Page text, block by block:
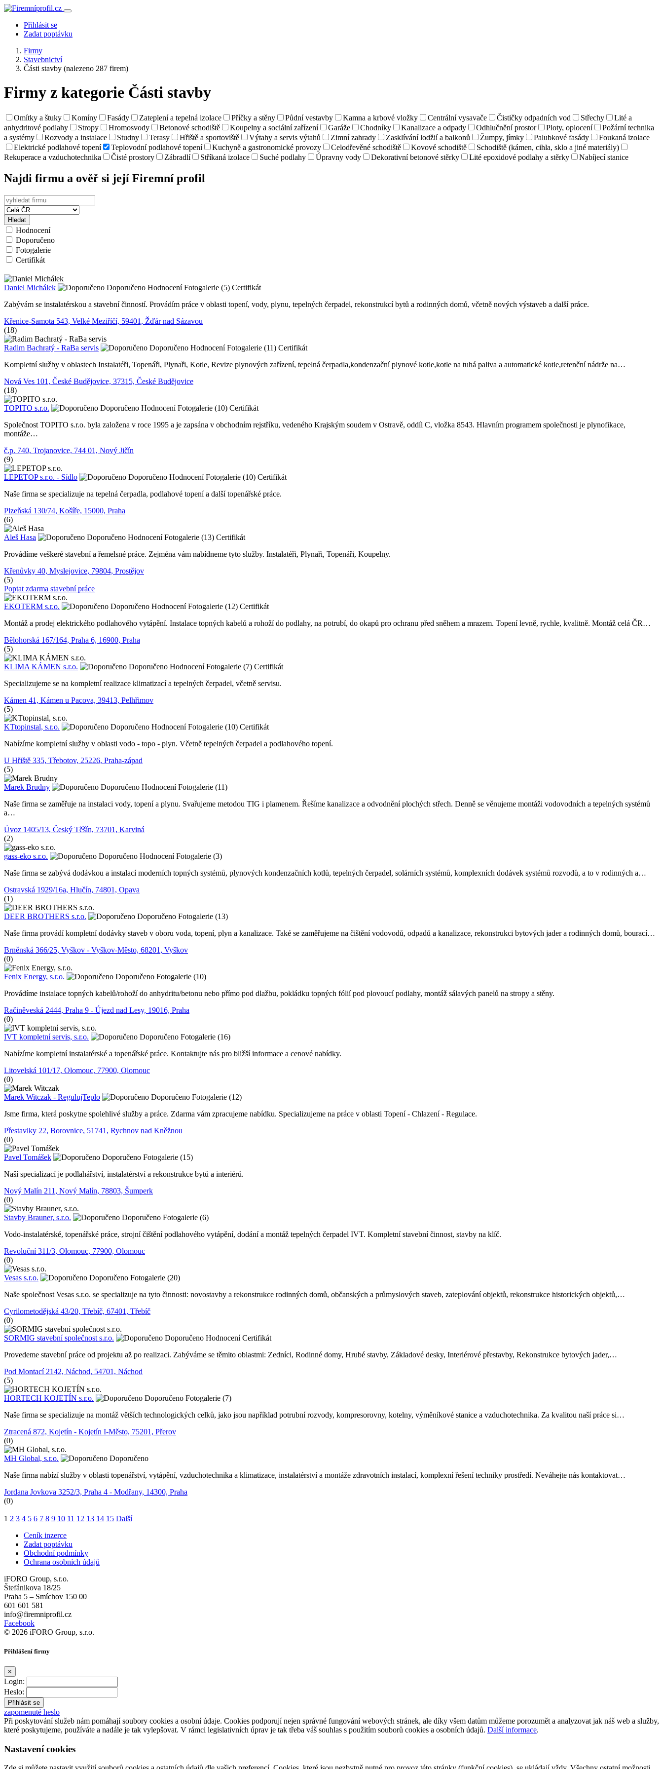
Přihlásit se
Zadat poptávku
Firmy
Stavebnictví
Části stavby (nalezeno 287 firem)
Firmy z kategorie Části stavby
Omítky a štuky Komíny Fasády Zateplení a tepelná izolace Příčky a stěny Půdní vestavby Kamna a krbové vložky Centrální vysavače Čističky odpadních vod Střechy
Lité a
anhydritové podlahy
Stropy Hromosvody Betonové schodiště Koupelny a sociální zařízení Garáže Chodníky Kanalizace a odpady Odhlučnění prostor Ploty, oplocení
Požární technika
a systémy
Rozvody a instalace Studny Terasy Hřiště a sportoviště Výtahy a servis výtahů Zimní zahrady Zasklívání lodžií a balkonů Žumpy, jímky Palubkové fasády
Foukaná izolace
Elektrické podlahové topení
Teplovodní podlahové topení Kuchyně a gastronomické provozy Celodřevěné schodiště Kovové schodiště
Schodiště (kámen, cihla, sklo a jiné materiály)
Rekuperace a vzduchotechnika
Čisté prostory Zábradlí Stříkaná izolace Suché podlahy Úpravny vody Dekorativní betonové stěrky Lité epoxidové podlahy a stěrky Nabíjecí stanice
Najdi firmu a ověř si její Firemní profil
Hledat
Hodnocení
Doporučeno
Fotogalerie
Certifikát
Daniel Michálek Doporučeno Hodnocení Fotogalerie (5) Certifikát
Zabývám se instalatérskou a stavební činností. Provádím práce v oblasti topení, vody, plynu, tepelných čerpadel, rekonstrukcí bytů a rodinných domů, včetně nových výstaveb a další práce.
Křenice-Samota 543, Velké Meziříčí, 59401, Žďár nad Sázavou
(18)
Radim Bachratý - RaBa servis Doporučeno Hodnocení Fotogalerie (11) Certifikát
Kompletní služby v oblastech Instalatéři, Topenáři, Plynaři, Kotle, Revize plynových zařízení, tepelná čerpadla,kondenzační plynové kotle,kotle na tuhá paliva a automatické kotle,retenční nádrže na…
Nová Ves 101, České Budějovice, 37315, České Budějovice
(18)
TOPITO s.r.o. Doporučeno Hodnocení Fotogalerie (10) Certifikát
Společnost TOPITO s.r.o. byla založena v roce 1995 a je zapsána v obchodním rejstříku, vedeného Krajským soudem v Ostravě, oddíl C, vložka 8543. Hlavním programem společnosti je plynofikace,
montáže…
č.p. 740, Trojanovice, 744 01, Nový Jičín
(9)
LEPETOP s.r.o. - Sídlo Doporučeno Hodnocení Fotogalerie (10) Certifikát
Naše firma se specializuje na tepelná čerpadla, podlahové topení a další topenářské práce.
Plzeňská 130/74, Košíře, 15000, Praha
(6)
Aleš Hasa Doporučeno Hodnocení Fotogalerie (13) Certifikát
Provádíme veškeré stavební a řemelsné práce. Zejména vám nabídneme tyto služby. Instalatéři, Plynaři, Topenáři, Koupelny.
Křenůvky 40, Myslejovice, 79804, Prostějov
(5)
Poptat zdarma stavební práce
EKOTERM s.r.o. Doporučeno Hodnocení Fotogalerie (12) Certifikát
Montáž a prodej elektrického podlahového vytápění. Instalace topných kabelů a rohoží do podlahy, na potrubí, do okapů pro ochranu před sněhem a mrazem. Topení levně, rychle, kvalitně. Montáž celá ČR…
Bělohorská 167/164, Praha 6, 16900, Praha
(5)
KLIMA KÁMEN s.r.o. Doporučeno Hodnocení Fotogalerie (7) Certifikát
Specializujeme se na kompletní realizace klimatizací a tepelných čerpadel, včetně servisu.
Kámen 41, Kámen u Pacova, 39413, Pelhřimov
(5)
KTtopinstal, s.r.o. Doporučeno Hodnocení Fotogalerie (10) Certifikát
Nabízíme kompletní služby v oblasti vodo - topo - plyn. Včetně tepelných čerpadel a podlahového topení.
U Hřiště 335, Třebotov, 25226, Praha-západ
(5)
Marek Brudny Doporučeno Hodnocení Fotogalerie (11)
Naše firma se zaměřuje na instalaci vody, topení a plynu. Svařujeme metodou TIG i plamenem. Řešíme kanalizace a odvodnění plochých střech. Denně se věnujeme montáži vodovodních a tepelných systémů
a…
Úvoz 1405/13, Český Těšín, 73701, Karviná
(2)
gass-eko s.r.o. Doporučeno Hodnocení Fotogalerie (3)
Naše firma se zabývá dodávkou a instalací moderních topných systémů, plynových kondenzačních kotlů, tepelných čerpadel, solárních systémů, komplexních dodávek systémů rozvodů, a to v rodinných a…
Ostravská 1929/16a, Hlučín, 74801, Opava
(1)
DEER BROTHERS s.r.o. Doporučeno Fotogalerie (13)
Naše firma provádí kompletní dodávky staveb v oboru voda, topení, plyn a kanalizace. Také se zaměřujeme na čištění vodovodů, odpadů a kanalizace, rekonstrukci bytových jader a rodinných domů, bourací…
Brněnská 366/25, Vyškov - Vyškov-Město, 68201, Vyškov
(0)
Fenix Energy, s.r.o. Doporučeno Fotogalerie (10)
Provádíme instalace topných kabelů/rohoží do anhydritu/betonu nebo přímo pod dlažbu, pokládku topných fólií pod plovoucí podlahy, montáž sálavých panelů na stropy a stěny.
Račiněveská 2444, Praha 9 - Újezd nad Lesy, 19016, Praha
(0)
IVT kompletní servis, s.r.o. Doporučeno Fotogalerie (16)
Nabízíme kompletní instalatérské a topenářské práce. Kontaktujte nás pro bližší informace a cenové nabídky.
Litovelská 101/17, Olomouc, 77900, Olomouc
(0)
Marek Witczak - RegulujTeplo Doporučeno Fotogalerie (12)
Jsme firma, která poskytne spolehlivé služby a práce. Zdarma vám zpracujeme nabídku. Specializujeme na práce v oblasti Topení - Chlazení - Regulace.
Přestavlky 22, Borovnice, 51741, Rychnov nad Kněžnou
(0)
Pavel Tomášek Doporučeno Fotogalerie (15)
Naší specializací je podlahářství, instalatérství a rekonstrukce bytů a interiérů.
Nový Malín 211, Nový Malín, 78803, Šumperk
(0)
Stavby Brauner, s.r.o. Doporučeno Fotogalerie (6)
Vodo-instalatérské, topenářské práce, strojní čištění podlahového vytápění, dodání a montáž tepelných čerpadel IVT. Kompletní stavební činnost, stavby na klíč.
Revoluční 311/3, Olomouc, 77900, Olomouc
(0)
Vesas s.r.o. Doporučeno Fotogalerie (20)
Naše společnost Vesas s.r.o. se specializuje na tyto činnosti: novostavby a rekonstrukce rodinných domů, občanských a průmyslových staveb, zateplování objektů, rekonstrukce historických objektů,…
Cyrilometodějská 43/20, Třebíč, 67401, Třebíč
(0)
SORMIG stavební společnost s.r.o. Doporučeno Hodnocení Certifikát
Provedeme stavební práce od projektu až po realizaci. Zabýváme se těmito oblastmi: Zedníci, Rodinné domy, Hrubé stavby, Základové desky, Interiérové přestavby, Rekonstrukce bytových jader,…
Pod Montací 2142, Náchod, 54701, Náchod
(5)
HORTECH KOJETÍN s.r.o. Doporučeno Fotogalerie (7)
Naše firma se specializuje na montáž větších technologických celků, jako jsou například potrubní rozvody, kompresorovny, kotelny, výměníkové stanice a vzduchotechnika. Za kvalitou naší práce si…
Ztracená 872, Kojetín - Kojetín I-Město, 75201, Přerov
(0)
MH Global, s.r.o.
Doporučeno
Naše firma nabízí služby v oblasti topenářství, vytápění, vzduchotechnika a klimatizace, instalatérství a montáže zdravotních instalací, komplexní řešení techniky prostředí. Neváhejte nás kontaktovat…
Jordana Jovkova 3252/3, Praha 4 - Modřany, 14300, Praha
(0)
1 2 3 4 5 6 7 8 9 10 11 12 13 14 15 Další
Ceník inzerce
Zadat poptávku
Obchodní podmínky
Ochrana osobních údajů
iFORO Group, s.r.o.
Štefánikova 18/25
Praha 5 – Smíchov 150 00
601 601 581
info@firemniprofil.cz
Facebook
© 2026 iFORO Group, s.r.o.
Přihlášení firmy
×
Login:
Heslo:
zapomenuté heslo
Při poskytování služeb nám pomáhají soubory cookies a osobní údaje. Cookies podporují nejen správné fungování webových stránek, ale díky všem datům můžeme porozumět a analyzovat jak náš web a služby,
které poskytujeme, používáte a nadále je tak vylepšovat. V rámci legislativních úprav je tak třeba váš souhlas s použitím souborů cookies a osobních údajů. Další informace.
Nastavení cookies